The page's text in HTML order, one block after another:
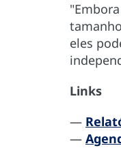
eles
Links
—
—